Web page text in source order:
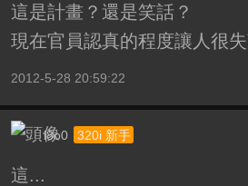
這是計畫？還是笑話？
現在官員認真的程度讓人很
2012-5-28 20:59:22
i8o0 320i 新手
這...